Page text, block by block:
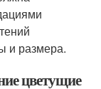
и размера.
цветущие